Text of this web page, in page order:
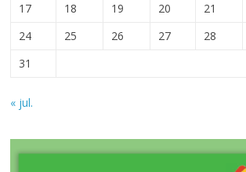
17
18 19 20 21
24
25 26 27 28
31
« jul.